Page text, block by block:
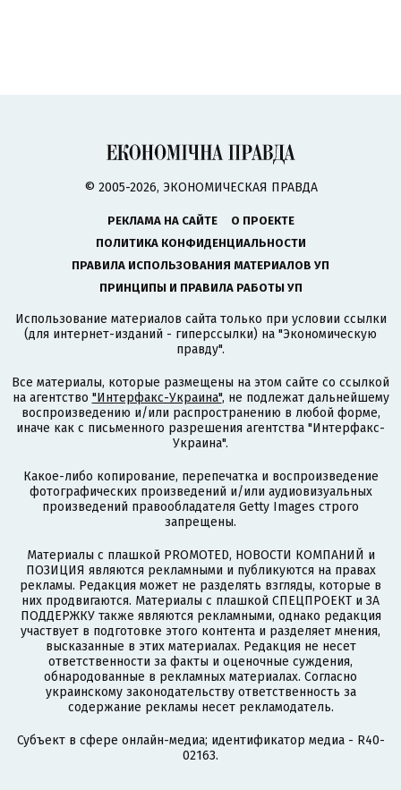
© 2005-2026, ЭКОНОМИЧЕСКАЯ ПРАВДА
РЕКЛАМА НА САЙТЕ
О ПРОЕКТЕ
ПОЛИТИКА КОНФИДЕНЦИАЛЬНОСТИ
ПРАВИЛА ИСПОЛЬЗОВАНИЯ МАТЕРИАЛОВ УП
ПРИНЦИПЫ И ПРАВИЛА РАБОТЫ УП
Использование материалов сайта только при условии ссылки
(для интернет-изданий - гиперссылки) на "Экономическую
правду".
Все материалы, которые размещены на этом сайте со ссылкой
на агентство "Интерфакс-Украина", не подлежат дальнейшему
воспроизведению и/или распространению в любой форме,
иначе как с письменного разрешения агентства "Интерфакс-
Украина".
Какое-либо копирование, перепечатка и воспроизведение
фотографических произведений и/или аудиовизуальных
произведений правообладателя Getty Images строго
запрещены.
Материалы с плашкой PROMOTED, НОВОСТИ КОМПАНИЙ и
ПОЗИЦИЯ являются рекламными и публикуются на правах
рекламы. Редакция может не разделять взгляды, которые в
них продвигаются. Материалы с плашкой СПЕЦПРОЕКТ и ЗА
ПОДДЕРЖКУ также являются рекламными, однако редакция
участвует в подготовке этого контента и разделяет мнения,
высказанные в этих материалах. Редакция не несет
ответственности за факты и оценочные суждения,
обнародованные в рекламных материалах. Согласно
украинскому законодательству ответственность за
содержание рекламы несет рекламодатель.
Субъект в сфере онлайн-медиа; идентификатор медиа - R40-
02163.